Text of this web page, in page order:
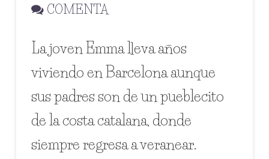
COMENTA
La joven Emma lleva años
viviendo en Barcelona aunque
sus padres son de un pueblecito
de la costa catalana, donde
siempre regresa a veranear.